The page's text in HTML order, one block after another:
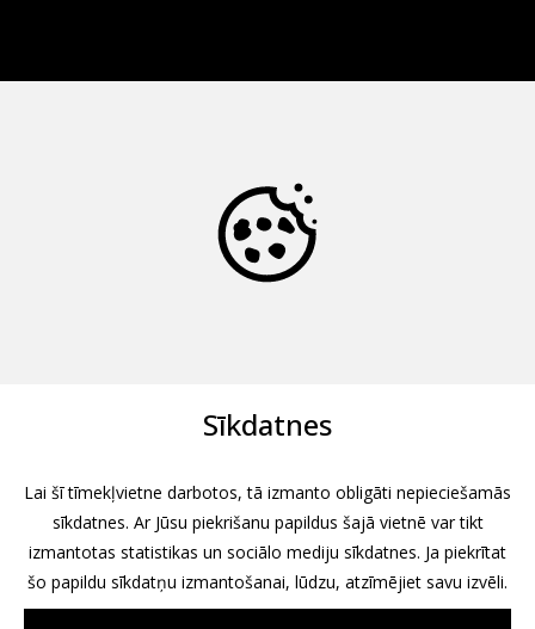
Sīkdatnes
Lai šī tīmekļvietne darbotos, tā izmanto obligāti nepieciešamās
sīkdatnes. Ar Jūsu piekrišanu papildus šajā vietnē var tikt
izmantotas statistikas un sociālo mediju sīkdatnes. Ja piekrītat
šo papildu sīkdatņu izmantošanai, lūdzu, atzīmējiet savu izvēli.